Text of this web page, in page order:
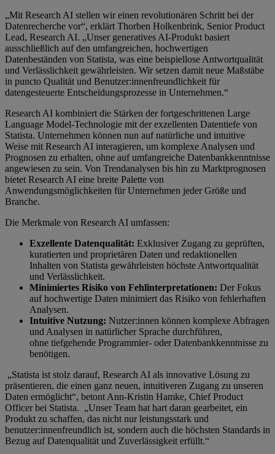
„Mit Research AI stellen wir einen revolutionären Schritt bei der
Datenrecherche vor“, erklärt Thorben Holkenbrink, Senior Product
Lead, Research AI. „Unser generatives AI-Produkt basiert
ausschließlich auf den umfangreichen, hochwertigen
Datenbeständen von Statista, was eine beispiellose Antwortqualität
und Verlässlichkeit gewährleisten. Wir setzen damit neue Maßstäbe
in puncto Qualität und Benutzer:innenfreundlichkeit für
datengesteuerte Entscheidungsprozesse in Unternehmen.“
Research AI kombiniert die Stärken der fortgeschrittenen Large
Language Model-Technologie mit der exzellenten Datentiefe von
Statista. Unternehmen können nun auf natürliche und intuitive
Weise mit Research AI interagieren, um komplexe Analysen und
Prognosen zu erhalten, ohne auf umfangreiche Datenbankkenntnisse
angewiesen zu sein. Von Trendanalysen bis hin zu Marktprognosen
bietet Research AI eine breite Palette von
Anwendungsmöglichkeiten für Unternehmen jeder Größe und
Branche.
Die Merkmale von Research AI umfassen:
Exzellente Datenqualität: Exklusiver Zugang zu geprüften,
kuratierten und proprietären Daten und redaktionellen
Inhalten von Statista gewährleisten höchste Antwortqualität
und Verlässlichkeit.
Minimiertes Risiko von Fehlinterpretationen: Der Fokus
auf hochwertige Daten minimiert das Risiko von fehlerhaften
Analysen.
Intuitive Nutzung: Nutzer:innen können komplexe Abfragen
und Analysen in natürlicher Sprache durchführen,
ohne tiefgehende Programmier- oder Datenbankkenntnisse zu
benötigen.
„Statista ist stolz darauf, Research AI als innovative Lösung zu
präsentieren, die einen ganz neuen, intuitiveren Zugang zu unseren
Daten ermöglicht“, betont Ann-Kristin Hamke, Chief Product
Officer bei Statista. „Unser Team hat hart daran gearbeitet, ein
Produkt zu schaffen, das nicht nur leistungsstark und
benutzer:innenfreundlich ist, sondern auch die höchsten Standards in
Bezug auf Datenqualität und Zuverlässigkeit erfüllt.“